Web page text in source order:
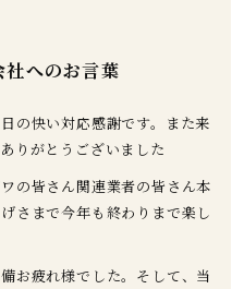
へのお言葉
の快い対応感謝です。また来
りがとうございました
の皆さん関連業者の皆さん本
さまで今年も終わりまで楽し
お疲れ様でした。そして、当